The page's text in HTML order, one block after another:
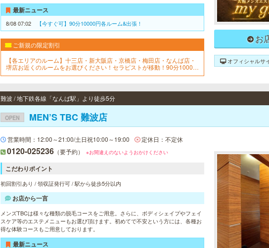
最新ニュース
8/08 07:02 【今すぐ可】90分10000円各ルーム&出張！
ご新規の限定割引
【各エリアのルーム】十三店・新大阪店・京橋店・梅田店・なんば店・
堺店お近くのルームをお選びください！セラピストが移動！90分10000
円・120分15000円※各種カード可▼▼▼▼ホームページご覧ください▼
お
オフィシャルサ
難波 / 地下鉄各線「なんば駅」より徒歩5分
OPEN MEN’S TBC 難波店
営業時間：12:00～21:00/土日祝10:00～19:00 定休日：不定休
0120-025236 （要予約） ※お間違えのないようおかけください
こだわりポイント
初回割引あり / 領収証発行可 / 駅から徒歩5分以内
お店から一言
メンズTBCは様々な種類の脱毛コースをご用意。さらに、ボディシェイプやフェイ
スケア等のエステメニューもお選び頂けます。初めてで不安という方には、各種お
得な体験コースもご用意しております。
最新ニュース